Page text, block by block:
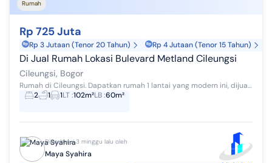
Rumah
Rp 725 Juta
Rp 3 Jutaan (Tenor 20 Tahun) Rp 4 Jutaan (Tenor 15 Tahun)
Di Jual Rumah Lokasi Bulevard Metland Cileungsi
Cileungsi, Bogor
Rumah di Cileungsi. Dapatkan rumah 1 lantai yang modern ini, dijual dengan pemandangan asri yang menambah nilai estetika di lingkungan hunian. Ru...
2
1 1LT:102m²LB:60m²
Diperbarui 3 minggu lalu oleh
Maya Syahira